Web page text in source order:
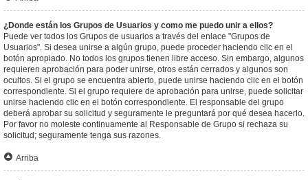
¿Donde están los Grupos de Usuarios y como me puedo unir a ellos?
Puede ver todos los Grupos de usuarios a través del enlace "Grupos de
Usuarios". Si desea unirse a algún grupo, puede proceder haciendo clic en el
botón apropiado. No todos los grupos tienen libre acceso. Sin embargo, algunos
requieren aprobación para poder unirse, otros están cerrados y algunos son
ocultos. Si el grupo se encuentra abierto, puede unirse haciendo clic en el botón
correspondiente. Si el grupo requiere de aprobación para unirse, puede solicitar
unirse haciendo clic en el botón correspondiente. El responsable del grupo
deberá aprobar su solicitud y seguramente le preguntará por qué desea hacerlo.
Por favor no moleste continuamente al Responsable de Grupo si rechaza su
solicitud; seguramente tenga sus razones.
Arriba